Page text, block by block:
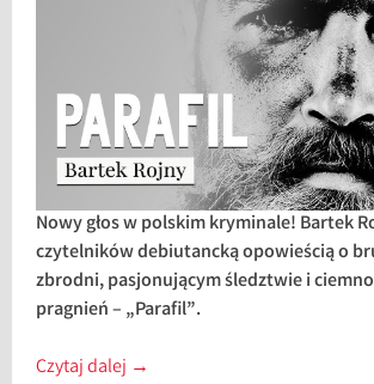
Nowy głos w polskim kryminale! Bartek
czytelników debiutancką opowieścią o
zbrodni, pasjonującym śledztwie i
pragnień – „Parafil”.
Czytaj dalej →